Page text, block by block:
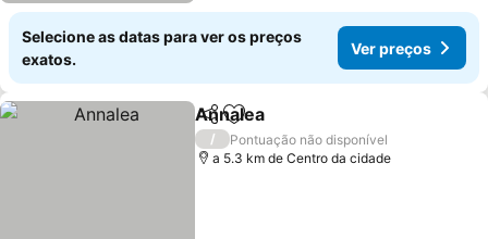
Selecione as datas para ver os preços
exatos.
Ver preços
PartilharAdicionar aos favoritos
Annalea
/
Pontuação não disponível
a 5.3 km de Centro da cidade